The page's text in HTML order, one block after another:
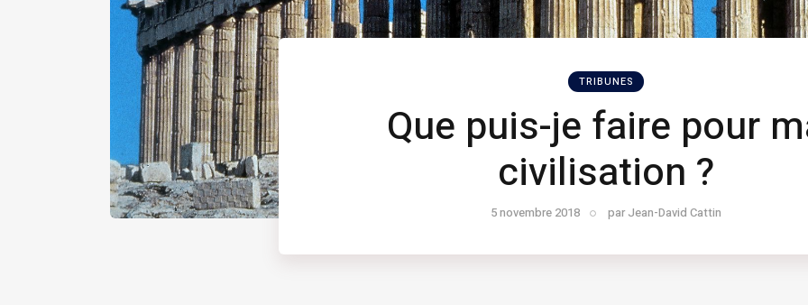
TRIBUNES
Que puis-je faire pour
civilisation ?
5 novembre 2018 parJean-David Cattin